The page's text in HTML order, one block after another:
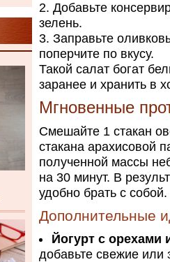
Добавьте
зелень.
Заправьте
поперчите по вкусу.
Такой салат богат
заранее и хранить в
Мгновенные
Смешайте 1 стакан
стакана арахисовой
полученной массы
на 30 минут. В
удобно брать с собой.
Дополнительные
Йогурт с орехами
добавьте свежие